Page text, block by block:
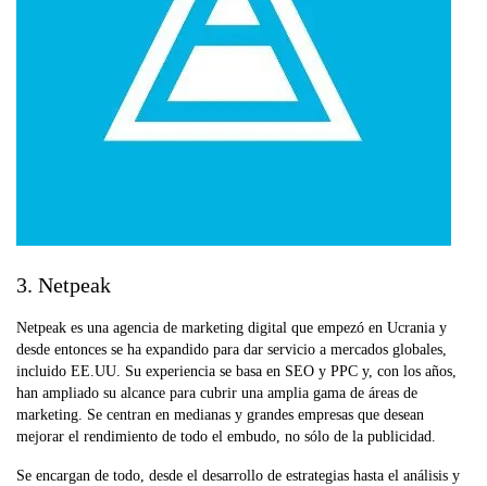
3. Netpeak
Netpeak es una agencia de marketing digital que empezó en Ucrania y
desde entonces se ha expandido para dar servicio a mercados globales,
incluido EE.UU. Su experiencia se basa en SEO y PPC y, con los años,
han ampliado su alcance para cubrir una amplia gama de áreas de
marketing. Se centran en medianas y grandes empresas que desean
mejorar el rendimiento de todo el embudo, no sólo de la publicidad.
Se encargan de todo, desde el desarrollo de estrategias hasta el análisis y